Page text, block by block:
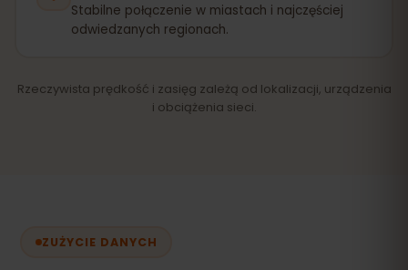
Stabilne połączenie w miastach i najczęściej
odwiedzanych regionach.
Rzeczywista prędkość i zasięg zależą od lokalizacji, urządzenia
i obciążenia sieci.
ZUŻYCIE DANYCH